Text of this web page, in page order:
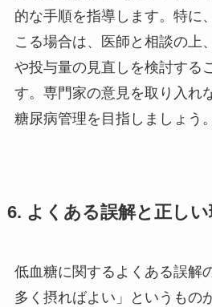
的な手順を指導します。特に
こる場合は、医師と相談の上
や投与量の見直しを検討する
す。専門家の意見を取り入れ
糖尿病管理を目指しましょう。
6. よくある誤解と正しい
低血糖に関するよくある誤解
多く摂ればよい」というもの